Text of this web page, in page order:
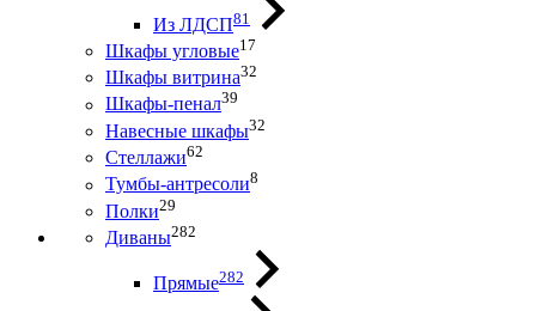
Из ЛДСП81
Шкафы угловые17
Шкафы витрина32
Шкафы-пенал39
Навесные шкафы32
Стеллажи62
Тумбы-антресоли8
Полки29
Диваны282
Прямые282